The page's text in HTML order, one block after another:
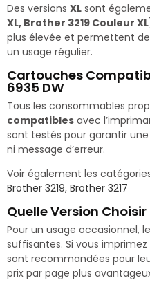
Des versions XL sont
XL, Brother 3219 Couleur XL
plus élevée et permettent
un usage régulier.
Cartouches
6935 DW
Tous les consommables
compatibles avec
sont testés pour garantir
ni message d’erreur.
Voir également les
Brother 3219, Brother 3217
Quelle Version
Pour un usage occasionnel,
suffisantes. Si vous
sont recommandées pour
prix par page plus